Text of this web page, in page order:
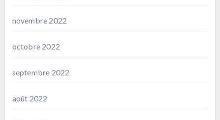
novembre 2022
octobre 2022
septembre 2022
août 2022